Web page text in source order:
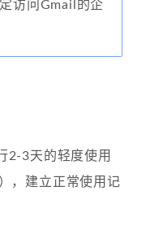
访问Gmail的企
2-3天的轻度使用
，建立正常使用记